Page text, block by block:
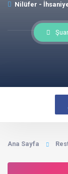
Nilüfer -
Ana Sayfa